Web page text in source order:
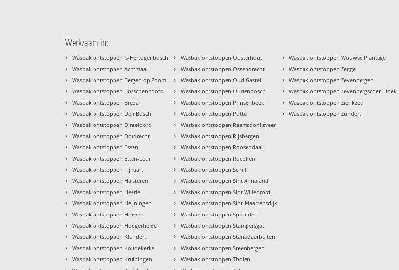
Werkzaam in:
› Wasbak ontstoppen 's-Hertogenbosch
› Wasbak ontstoppen Achtmaal
› Wasbak ontstoppen Bergen op Zoom
› Wasbak ontstoppen Bosschenhoofd
› Wasbak ontstoppen Breda
› Wasbak ontstoppen Den Bosch
› Wasbak ontstoppen Dinteloord
› Wasbak ontstoppen Dordrecht
› Wasbak ontstoppen Essen
› Wasbak ontstoppen Etten-Leur
› Wasbak ontstoppen Fijnaart
› Wasbak ontstoppen Halsteren
› Wasbak ontstoppen Heerle
› Wasbak ontstoppen Heijningen
› Wasbak ontstoppen Hoeven
› Wasbak ontstoppen Hoogerheide
› Wasbak ontstoppen Klundert
› Wasbak ontstoppen Koudekerke
› Wasbak ontstoppen Kruiningen
› Wasbak ontstoppen Oosterhout
› Wasbak ontstoppen Ossendrecht
› Wasbak ontstoppen Oud Gastel
› Wasbak ontstoppen Oudenbosch
› Wasbak ontstoppen Prinsenbeek
› Wasbak ontstoppen Putte
› Wasbak ontstoppen Raamsdonksveer
› Wasbak ontstoppen Rijsbergen
› Wasbak ontstoppen Roosendaal
› Wasbak ontstoppen Rucphen
› Wasbak ontstoppen Schijf
› Wasbak ontstoppen Sint Annaland
› Wasbak ontstoppen Sint Willebrord
› Wasbak ontstoppen Sint-Maartensdijk
› Wasbak ontstoppen Sprundel
› Wasbak ontstoppen Stampersgat
› Wasbak ontstoppen Standdaarbuiten
› Wasbak ontstoppen Steenbergen
› Wasbak ontstoppen Tholen
› Wasbak ontstoppen Wouwse Plantage
› Wasbak ontstoppen Zegge
› Wasbak ontstoppen Zevenbergen
› Wasbak ontstoppen Zevenbergschen Hoek
› Wasbak ontstoppen Zierikzee
› Wasbak ontstoppen Zundert